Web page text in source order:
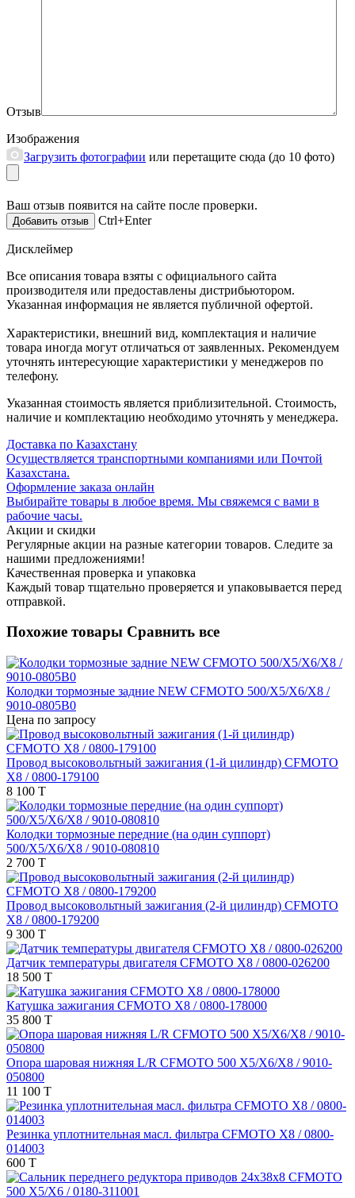
Отзыв
Изображения
Загрузить фотографии или перетащите сюда (до 10 фото)
Ваш отзыв появится на сайте после проверки.
Ctrl+Enter
Дисклеймер
Все описания товара взяты с официального сайта
производителя или предоставлены дистрибьютором.
Указанная информация не является публичной офертой.
Характеристики, внешний вид, комплектация и наличие
товара иногда могут отличаться от заявленных. Рекомендуем
уточнять интересующие характеристики у менеджеров по
телефону.
Указанная стоимость является приблизительной. Стоимость,
наличие и комплектацию необходимо уточнять у менеджера.
Доставка по Казахстану
Осуществляется транспортными компаниями или Почтой
Казахстана.
Оформление заказа онлайн
Выбирайте товары в любое время. Мы свяжемся с вами в
рабочие часы.
Акции и скидки
Регулярные акции на разные категории товаров. Следите за
нашими предложениями!
Качественная проверка и упаковка
Каждый товар тщательно проверяется и упаковывается перед
отправкой.
Похожие товары Сравнить все
Колодки тормозные задние NEW CFMOTO 500/X5/X6/X8 /
9010-0805B0
Цена по запросу
Провод высоковольтный зажигания (1-й цилиндр) CFMOTO
X8 / 0800-179100
8 100 T
Колодки тормозные передние (на один суппорт)
500/X5/X6/X8 / 9010-080810
2 700 T
Провод высоковольтный зажигания (2-й цилиндр) CFMOTO
X8 / 0800-179200
9 300 T
Датчик температуры двигателя CFMOTO X8 / 0800-026200
18 500 T
Катушка зажигания CFMOTO X8 / 0800-178000
35 800 T
Опора шаровая нижняя L/R CFMOTO 500 X5/X6/X8 / 9010-
050800
11 100 T
Резинка уплотнительная масл. фильтра CFMOTO X8 / 0800-
014003
600 T